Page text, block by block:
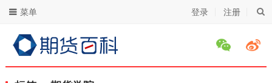
登录 注册
菜单